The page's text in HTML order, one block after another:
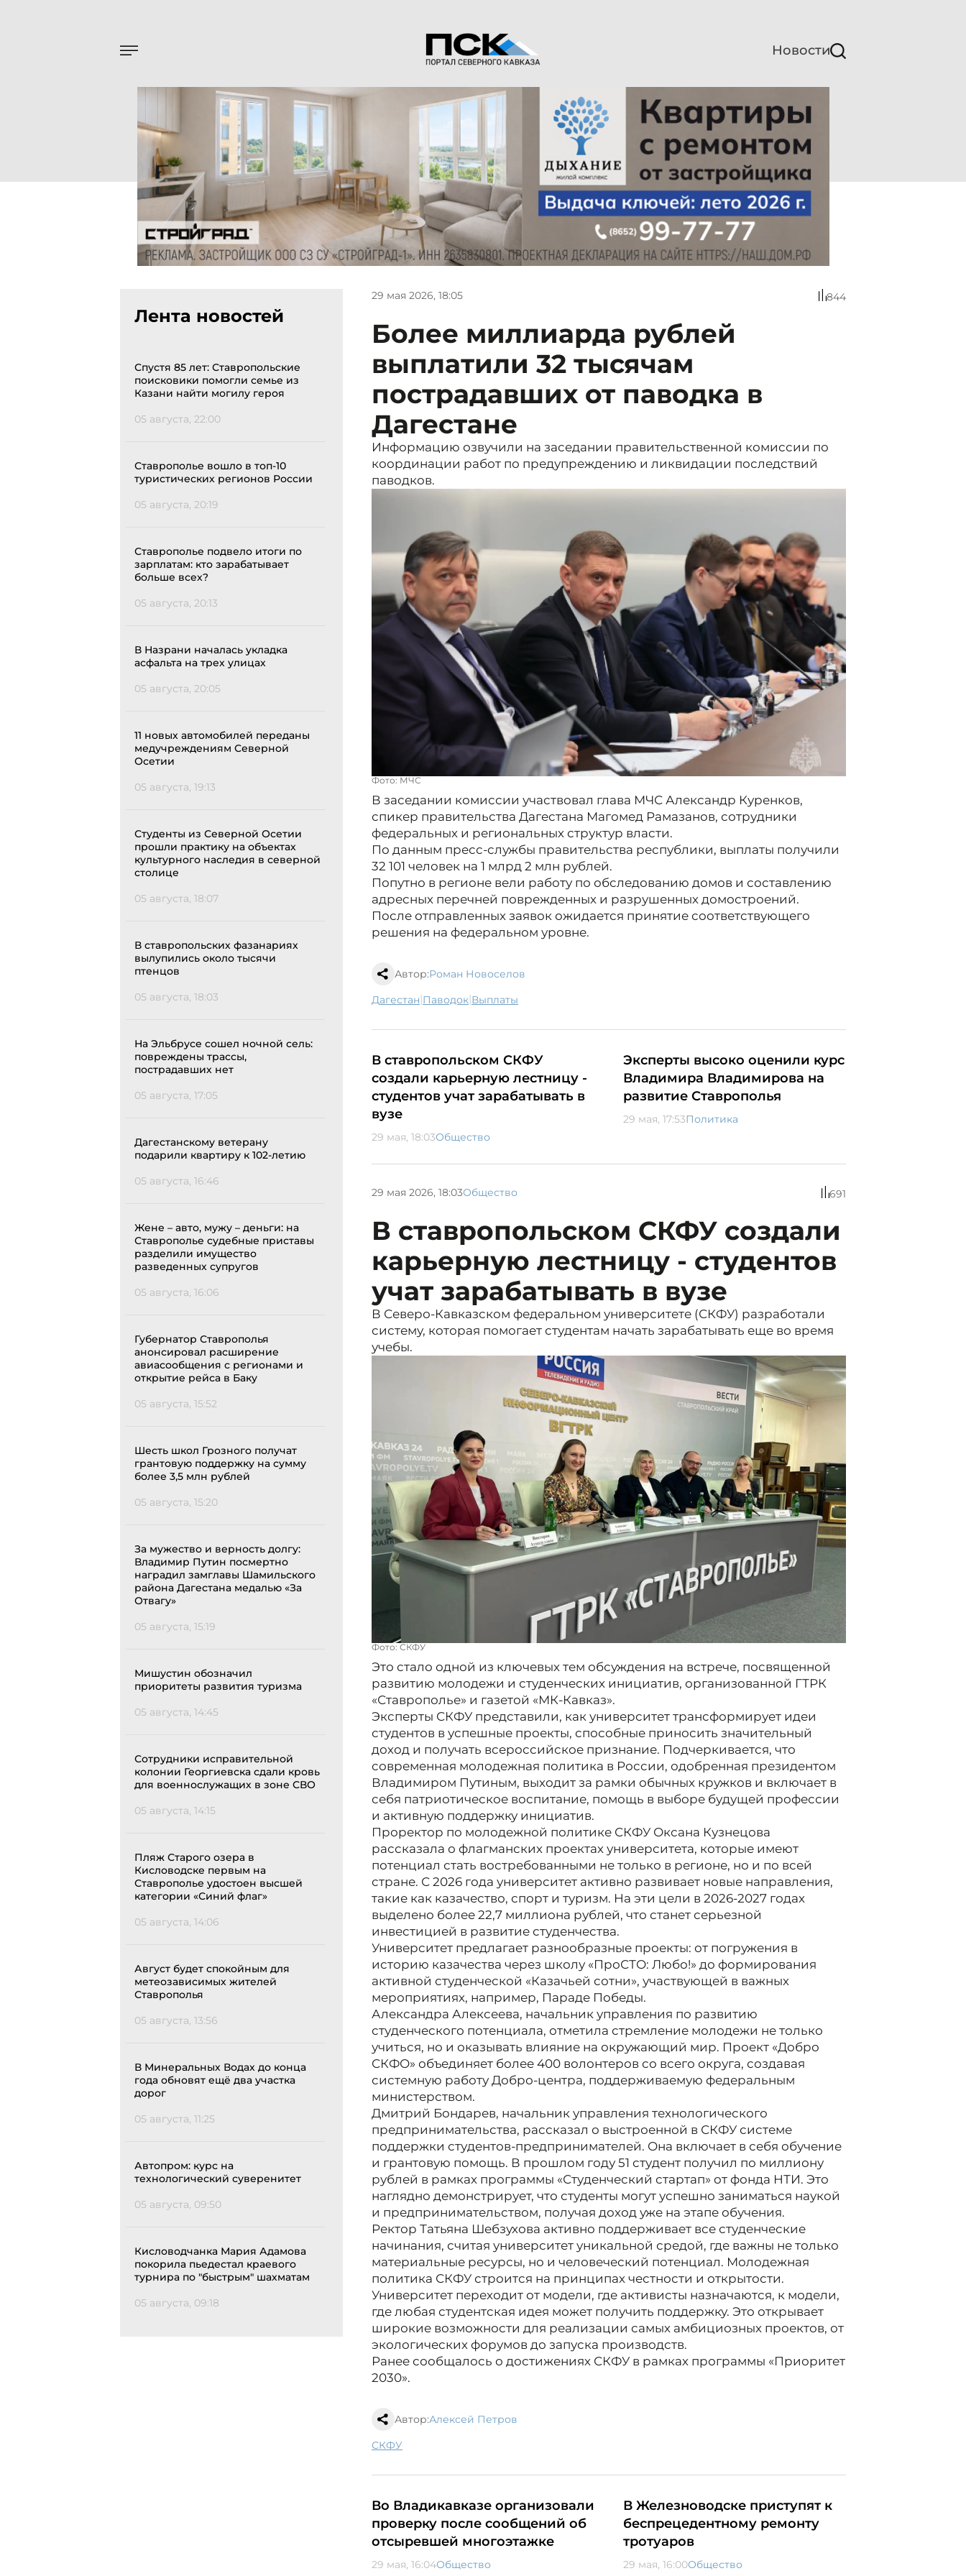
Новости
Лента новостей
Спустя 85 лет: Ставропольские
поисковики помогли семье из
Казани найти могилу героя
05 августа, 22:00
Ставрополье вошло в топ-10
туристических регионов России
05 августа, 20:19
Ставрополье подвело итоги по
зарплатам: кто зарабатывает
больше всех?
05 августа, 20:13
В Назрани началась укладка
асфальта на трех улицах
05 августа, 20:05
11 новых автомобилей переданы
медучреждениям Северной
Осетии
05 августа, 19:13
Студенты из Северной Осетии
прошли практику на объектах
культурного наследия в северной
столице
05 августа, 18:07
В ставропольских фазанариях
вылупились около тысячи
птенцов
05 августа, 18:03
На Эльбрусе сошел ночной сель:
повреждены трассы,
пострадавших нет
05 августа, 17:05
Дагестанскому ветерану
подарили квартиру к 102-летию
05 августа, 16:46
Жене – авто, мужу – деньги: на
Ставрополье судебные приставы
разделили имущество
разведенных супругов
05 августа, 16:06
Губернатор Ставрополья
анонсировал расширение
авиасообщения с регионами и
открытие рейса в Баку
05 августа, 15:52
Шесть школ Грозного получат
грантовую поддержку на сумму
более 3,5 млн рублей
05 августа, 15:20
За мужество и верность долгу:
Владимир Путин посмертно
наградил замглавы Шамильского
района Дагестана медалью «За
Отвагу»
05 августа, 15:19
Мишустин обозначил
приоритеты развития туризма
05 августа, 14:45
Сотрудники исправительной
колонии Георгиевска сдали кровь
для военнослужащих в зоне СВО
05 августа, 14:15
Пляж Старого озера в
Кисловодске первым на
Ставрополье удостоен высшей
категории «Синий флаг»
05 августа, 14:06
Август будет спокойным для
метеозависимых жителей
Ставрополья
05 августа, 13:56
В Минеральных Водах до конца
года обновят ещё два участка
дорог
05 августа, 11:25
Автопром: курс на
технологический суверенитет
05 августа, 09:50
Кисловодчанка Мария Адамова
покорила пьедестал краевого
турнира по "быстрым" шахматам
05 августа, 09:18
29 мая 2026, 18:05 844
Более миллиарда рублей
выплатили 32 тысячам
пострадавших от паводка в
Дагестане
Информацию озвучили на заседании правительственной комиссии по
координации работ по предупреждению и ликвидации последствий
паводков.
Фото: МЧС
В заседании комиссии участвовал глава МЧС Александр Куренков,
спикер правительства Дагестана Магомед Рамазанов, сотрудники
федеральных и региональных структур власти.
По данным пресс-службы правительства республики, выплаты получили
32 101 человек на 1 млрд 2 млн рублей.
Попутно в регионе вели работу по обследованию домов и составлению
адресных перечней поврежденных и разрушенных домостроений.
После отправленных заявок ожидается принятие соответствующего
решения на федеральном уровне.
Автор:Роман Новоселов
Дагестан| паводок| выплаты
В ставропольском СКФУ
создали карьерную лестницу -
студентов учат зарабатывать в
вузе
29 мая, 18:03Общество
Эксперты высоко оценили курс
Владимира Владимирова на
развитие Ставрополья
29 мая, 17:53Политика
29 мая 2026, 18:03Общество 691
В ставропольском СКФУ создали
карьерную лестницу - студентов
учат зарабатывать в вузе
В Северо-Кавказском федеральном университете (СКФУ) разработали
систему, которая помогает студентам начать зарабатывать еще во время
учебы.
Фото: СКФУ
Это стало одной из ключевых тем обсуждения на встрече, посвященной
развитию молодежи и студенческих инициатив, организованной ГТРК
«Ставрополье» и газетой «МК-Кавказ».
Эксперты СКФУ представили, как университет трансформирует идеи
студентов в успешные проекты, способные приносить значительный
доход и получать всероссийское признание. Подчеркивается, что
современная молодежная политика в России, одобренная президентом
Владимиром Путиным, выходит за рамки обычных кружков и включает в
себя патриотическое воспитание, помощь в выборе будущей профессии
и активную поддержку инициатив.
Проректор по молодежной политике СКФУ Оксана Кузнецова
рассказала о флагманских проектах университета, которые имеют
потенциал стать востребованными не только в регионе, но и по всей
стране. С 2026 года университет активно развивает новые направления,
такие как казачество, спорт и туризм. На эти цели в 2026-2027 годах
выделено более 22,7 миллиона рублей, что станет серьезной
инвестицией в развитие студенчества.
Университет предлагает разнообразные проекты: от погружения в
историю казачества через школу «ПроСТО: Любо!» до формирования
активной студенческой «Казачьей сотни», участвующей в важных
мероприятиях, например, Параде Победы.
Александра Алексеева, начальник управления по развитию
студенческого потенциала, отметила стремление молодежи не только
учиться, но и оказывать влияние на окружающий мир. Проект «Добро
СКФО» объединяет более 400 волонтеров со всего округа, создавая
системную работу Добро-центра, поддерживаемую федеральным
министерством.
Дмитрий Бондарев, начальник управления технологического
предпринимательства, рассказал о выстроенной в СКФУ системе
поддержки студентов-предпринимателей. Она включает в себя обучение
и грантовую помощь. В прошлом году 51 студент получил по миллиону
рублей в рамках программы «Студенческий стартап» от фонда НТИ. Это
наглядно демонстрирует, что студенты могут успешно заниматься наукой
и предпринимательством, получая доход уже на этапе обучения.
Ректор Татьяна Шебзухова активно поддерживает все студенческие
начинания, считая университет уникальной средой, где важны не только
материальные ресурсы, но и человеческий потенциал. Молодежная
политика СКФУ строится на принципах честности и открытости.
Университет переходит от модели, где активисты назначаются, к модели,
где любая студентская идея может получить поддержку. Это открывает
широкие возможности для реализации самых амбициозных проектов, от
экологических форумов до запуска производств.
Ранее сообщалось о достижениях СКФУ в рамках программы «Приоритет
2030».
Автор:Алексей Петров
СКФУ
Во Владикавказе организовали
проверку после сообщений об
отсыревшей многоэтажке
29 мая, 16:04Общество
В Железноводске приступят к
беспрецедентному ремонту
тротуаров
29 мая, 16:00Общество